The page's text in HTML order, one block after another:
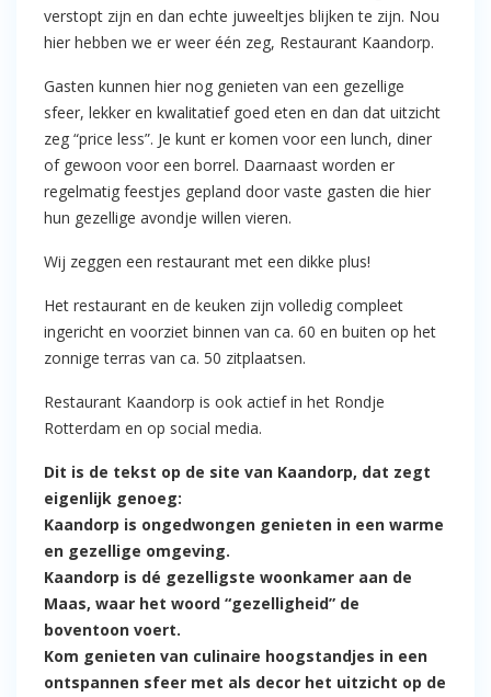
verstopt zijn en dan echte juweeltjes blijken te zijn. Nou
hier hebben we er weer één zeg, Restaurant Kaandorp.
Gasten kunnen hier nog genieten van een gezellige
sfeer, lekker en kwalitatief goed eten en dan dat uitzicht
zeg “price less”. Je kunt er komen voor een lunch, diner
of gewoon voor een borrel. Daarnaast worden er
regelmatig feestjes gepland door vaste gasten die hier
hun gezellige avondje willen vieren.
Wij zeggen een restaurant met een dikke plus!
Het restaurant en de keuken zijn volledig compleet
ingericht en voorziet binnen van ca. 60 en buiten op het
zonnige terras van ca. 50 zitplaatsen.
Restaurant Kaandorp is ook actief in het Rondje
Rotterdam en op social media.
Dit is de tekst op de site van Kaandorp, dat zegt
eigenlijk genoeg:
Kaandorp is ongedwongen genieten in een warme
en gezellige omgeving.
Kaandorp is dé gezelligste woonkamer aan de
Maas, waar het woord “gezelligheid” de
boventoon voert.
Kom genieten van culinaire hoogstandjes in een
ontspannen sfeer met als decor het uitzicht op de